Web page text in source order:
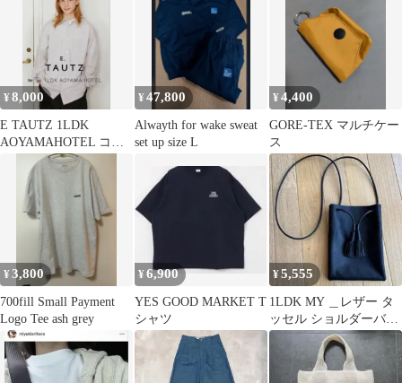
¥8,000
E TAUTZ 1LDK
AOYAMAHOTEL コラ
ボ ストライプシャツ
¥47,800
Alwayth for wake sweat
set up size L
¥4,400
GORE-TEX マルチケー
ス
¥3,800
700fill Small Payment
Logo Tee ash grey
¥6,900
YES GOOD MARKET T
シャツ
¥5,555
1LDK MY ＿レザー タ
ッセル ショルダーバッ
グ ブラック